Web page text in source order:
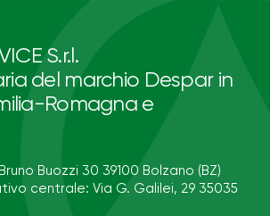
S.r.l.
del marchio Despar in
Romagna e
Buozzi 30 39100 Bolzano (BZ)
centrale: Via G. Galilei, 29 35035